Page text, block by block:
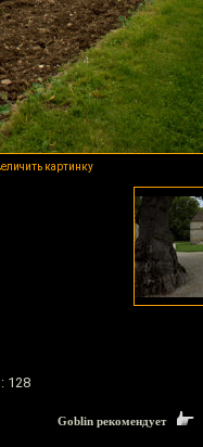
картинку
128
Goblin рекомендует